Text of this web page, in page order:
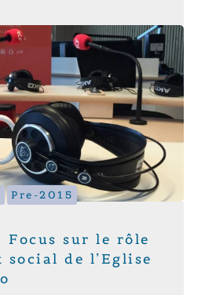
Pre-2015
Focus sur le rôle
de l’Eglise